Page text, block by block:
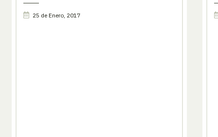
25 de Enero, 2017